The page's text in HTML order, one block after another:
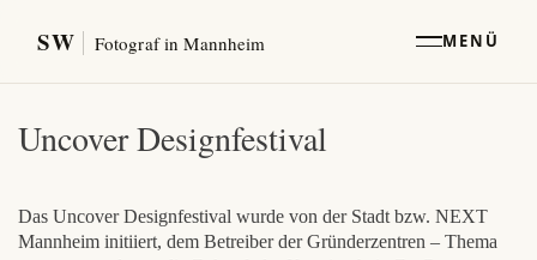
SW Fotograf in Mannheim MENÜ
Uncover Designfestival
Das Uncover Designfestival wurde von der Stadt bzw. NEXT
Mannheim initiiert, dem Betreiber der Gründerzentren – Thema